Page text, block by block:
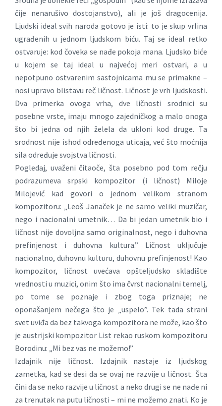
čije nenarušivo dostojanstvo), ali je još dragocenija.
Ljudski ideal svih naroda gotovo je isti: to je skup vrlina
ugrađenih u jednom ljudskom biću. Taj se ideal retko
ostvaruje: kod čoveka se nađe pokoja mana. Ljudsko biće
u kojem se taj ideal u najvećoj meri ostvari, a u
nepotpuno ostvarenim sastojnicama mu se primakne –
nosi upravo blistavu reč ličnost. Ličnost je vrh ljudskosti.
Dva primerka ovoga vrha, dve ličnosti srodnici su
posebne vrste, imaju mnogo zajedničkog a malo onoga
što bi jedna od njih želela da ukloni kod druge. Ta
srodnost nije ishod određenoga uticaja, već što moćnija
sila određuje svojstva ličnosti.
Pogledaj, uvaženi čitaoče, šta posebno pod tom rečju
podrazumeva srpski kompozitor (i ličnost) Miloje
Milojević kad govori o jednom velikom stranom
kompozitoru: „Leoš Janaček je ne samo veliki muzičar,
nego i nacionalni umetnik… Da bi jedan umetnik bio i
ličnost nije dovoljna samo originalnost, nego i duhovna
prefinjenost i duhovna kultura.” Ličnost uključuje
nacionalno, duhovnu kulturu, duhovnu prefinjenost! Kao
kompozitor, ličnost uvećava opšteljudsko skladište
vrednosti u muzici, onim što ima čvrst nacionalni temelj,
po tome se poznaje i zbog toga priznaje; ne
oponašanjem nečega što je „uspelo”. Tek tada strani
svet uviđa da bez takvoga kompozitora ne može, kao što
je austrijski kompozitor List rekao ruskom kompozitoru
Borodinu: „Mi bez vas ne možemo!”
Izdajnik nije ličnost. Izdajnik nastaje iz ljudskog
zametka, kad se desi da se ovaj ne razvije u ličnost. Šta
čini da se neko razvije u ličnost a neko drugi se ne nađe ni
za trenutak na putu ličnosti – mi ne možemo znati. Ko je